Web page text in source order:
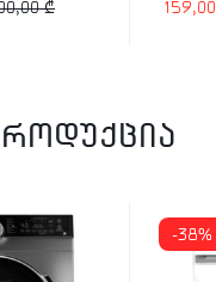
₾ 159,00
-38%